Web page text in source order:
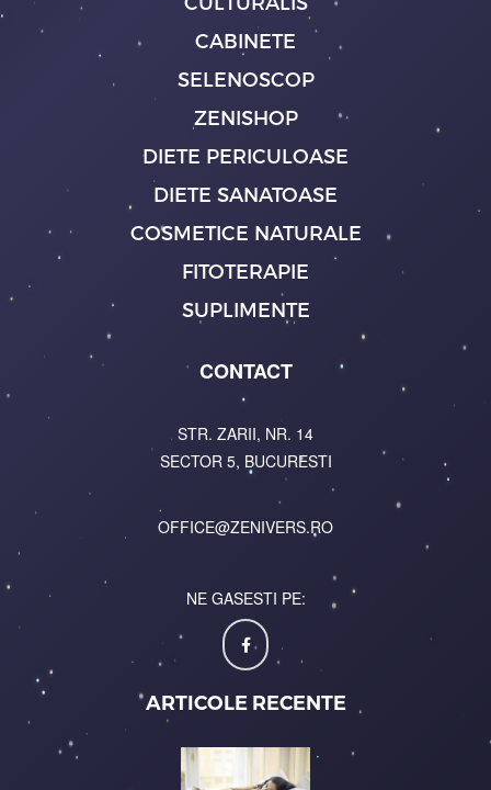
CABINETE
SELENOSCOP
ZENISHOP
DIETE PERICULOASE
DIETE SANATOASE
COSMETICE NATURALE
FITOTERAPIE
SUPLIMENTE
CONTACT
STR. ZARII, NR. 14
SECTOR 5, BUCURESTI
OFFICE@ZENIVERS.RO
NE GASESTI PE:
ARTICOLE RECENTE